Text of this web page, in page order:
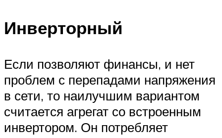
Инверторный
Если позволяют финансы, и нет
проблем с перепадами напряжения
в сети, то наилучшим вариантом
считается агрегат со встроенным
инвертором. Он потребляет